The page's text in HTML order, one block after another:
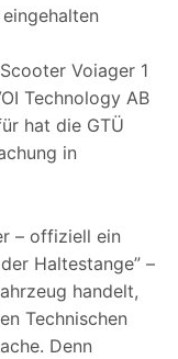
Voiager 1
Technology AB
hat die GTÜ
in
– offiziell ein
Haltestange” –
handelt,
Technischen
Denn